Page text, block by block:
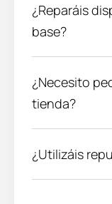
¿Reparáis
base?
¿Necesito
tienda?
¿Utilizáis